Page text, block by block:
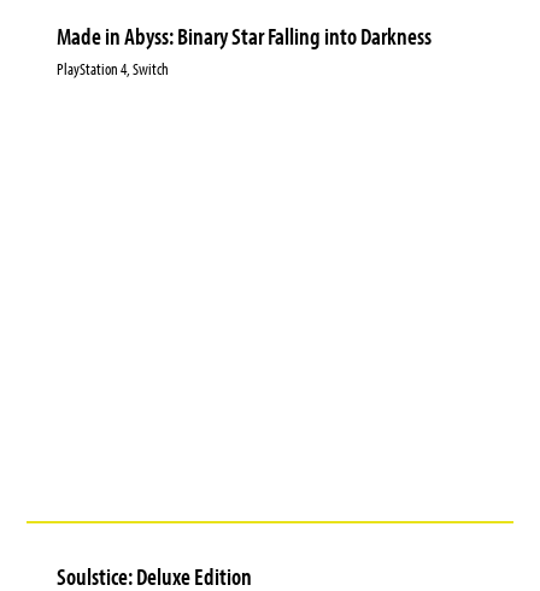
Made in Abyss: Binary Star Falling into Darkness
PlayStation 4, Switch
Soulstice: Deluxe Edition